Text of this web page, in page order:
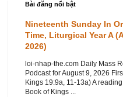
Bài đăng nổi bật
Nineteenth Sunday In
Time, Liturgical Year A
2026)
loi-nhap-the.com Daily Mass
Podcast for August 9, 2026
Kings 19:9a, 11-13a) A
Book of Kings ...